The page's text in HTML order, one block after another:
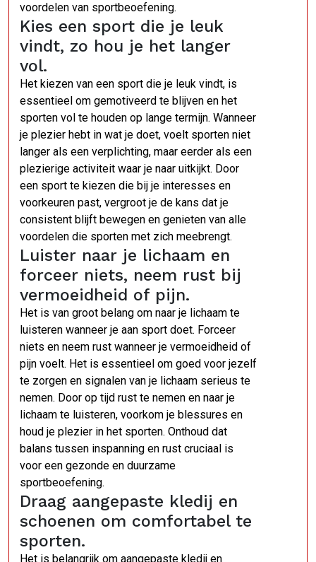
voordelen van sportbeoefening.
Kies een sport die je leuk
vindt, zo hou je het langer
vol.
Het kiezen van een sport die je leuk vindt, is
essentieel om gemotiveerd te blijven en het
sporten vol te houden op lange termijn. Wanneer
je plezier hebt in wat je doet, voelt sporten niet
langer als een verplichting, maar eerder als een
plezierige activiteit waar je naar uitkijkt. Door
een sport te kiezen die bij je interesses en
voorkeuren past, vergroot je de kans dat je
consistent blijft bewegen en genieten van alle
voordelen die sporten met zich meebrengt.
Luister naar je lichaam en
forceer niets, neem rust bij
vermoeidheid of pijn.
Het is van groot belang om naar je lichaam te
luisteren wanneer je aan sport doet. Forceer
niets en neem rust wanneer je vermoeidheid of
pijn voelt. Het is essentieel om goed voor jezelf
te zorgen en signalen van je lichaam serieus te
nemen. Door op tijd rust te nemen en naar je
lichaam te luisteren, voorkom je blessures en
houd je plezier in het sporten. Onthoud dat
balans tussen inspanning en rust cruciaal is
voor een gezonde en duurzame
sportbeoefening.
Draag aangepaste kledij en
schoenen om comfortabel te
sporten.
Het is belangrijk om aangepaste kledij en